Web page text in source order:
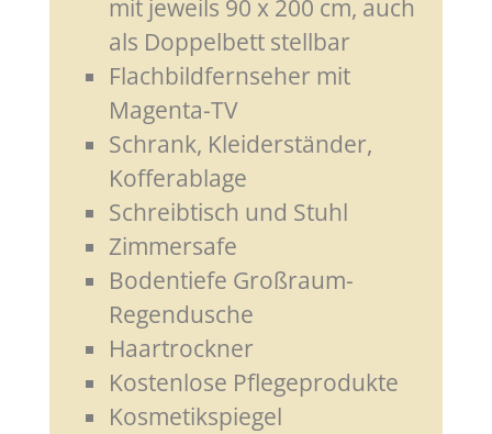
mit jeweils 90 x 200 cm, auch
als Doppelbett stellbar
Flachbildfernseher mit
Magenta-TV
Schrank, Kleiderständer,
Kofferablage
Schreibtisch und Stuhl
Zimmersafe
Bodentiefe Großraum-
Regendusche
Haartrockner
Kostenlose Pflegeprodukte
Kosmetikspiegel